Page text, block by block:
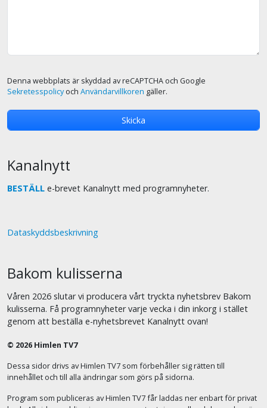
Denna webbplats är skyddad av reCAPTCHA och Google
Sekretesspolicyoch Användarvillkoren gäller.
Kanalnytt
BESTÄLL e-brevet Kanalnytt med programnyheter.
Dataskyddsbeskrivning
Bakom kulisserna
Våren 2026 slutar vi producera vårt tryckta nyhetsbrev Bakom
kulisserna. Få programnyheter varje vecka i din inkorg i stället
genom att beställa e-nyhetsbrevet Kanalnytt ovan!
© 2026 Himlen TV7
Dessa sidor drivs av Himlen TV7 som förbehåller sig rätten till
innehållet och till alla ändringar som görs på sidorna.
Program som publiceras av Himlen TV7 får laddas ner enbart för privat